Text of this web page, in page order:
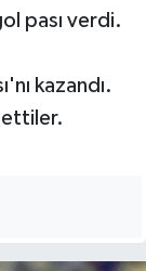
pası verdi.
kazandı.